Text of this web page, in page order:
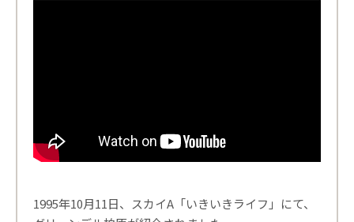
1995年10月11日、スカイA「いきいきライフ」にて、